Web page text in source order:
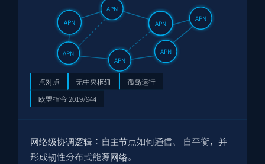
APN
APN
APN
APN
APN
APN
APN
点对点 无中央枢纽
孤岛运行
欧盟指令 2019/944
网络级协调逻辑：自主节点如何通信、 自平衡，并
形成韧性分布式能源网络。